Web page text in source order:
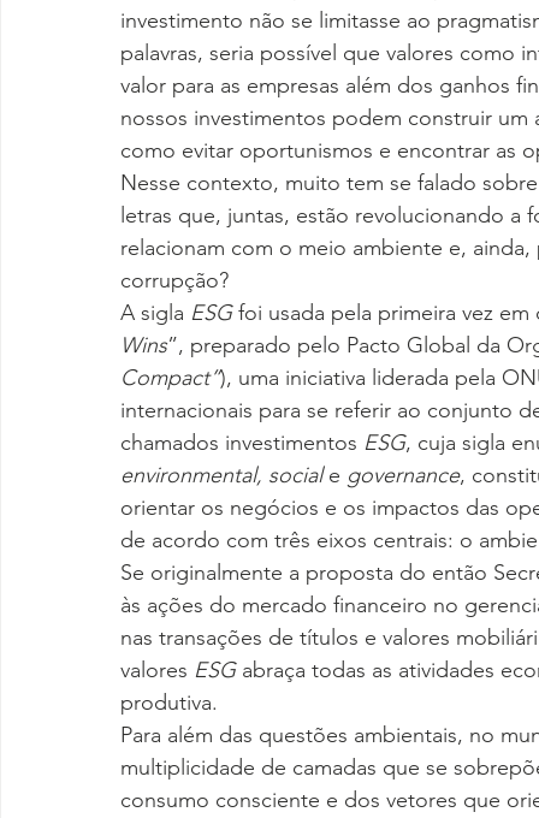
investimento não se limitasse ao
palavras, seria possível que valores como
valor para as empresas além dos ganhos
nossos investimentos podem construir
como evitar oportunismos e encontrar as
Nesse contexto, muito tem se falado
letras que, juntas, estão revolucionando
relacionam com o meio ambiente e,
corrupção?
A sigla ESG foi usada pela primeira vez
Wins”, preparado pelo Pacto Global da
Compact”), uma iniciativa liderada pela
internacionais para se referir ao conjunto
chamados investimentos ESG, cuja sigla
environmental, social e governance,
orientar os negócios e os impactos das
de acordo com três eixos centrais: o
Se originalmente a proposta do então
às ações do mercado financeiro no
nas transações de títulos e valores
valores ESG abraça todas as atividades
produtiva.
Para além das questões ambientais, no
multiplicidade de camadas que se
consumo consciente e dos vetores que